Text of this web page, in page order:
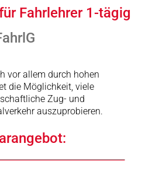
Fahrlehrer 1-tägig
vor allem durch hohen
die Möglichkeit, viele
Zug- und
auszuprobieren.